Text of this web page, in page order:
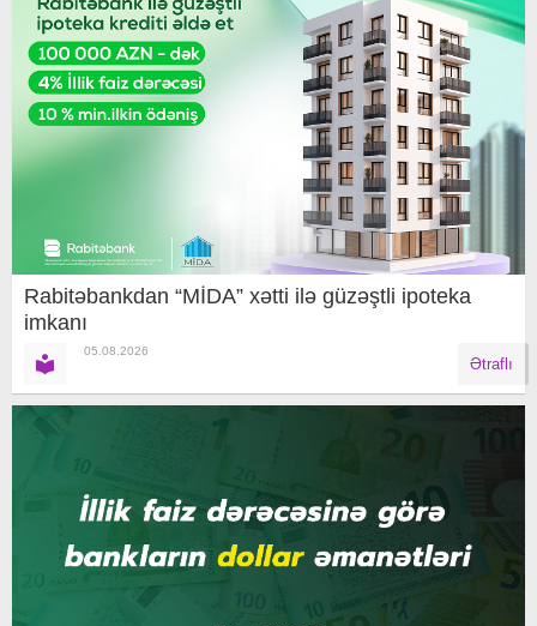
Rabitəbankdan “MİDA” xətti ilə güzəştli ipoteka
imkanı
05.08.2026
Ətraflı